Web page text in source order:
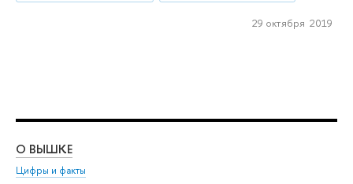
29 октября 2019
О ВЫШКЕ
Цифры и факты